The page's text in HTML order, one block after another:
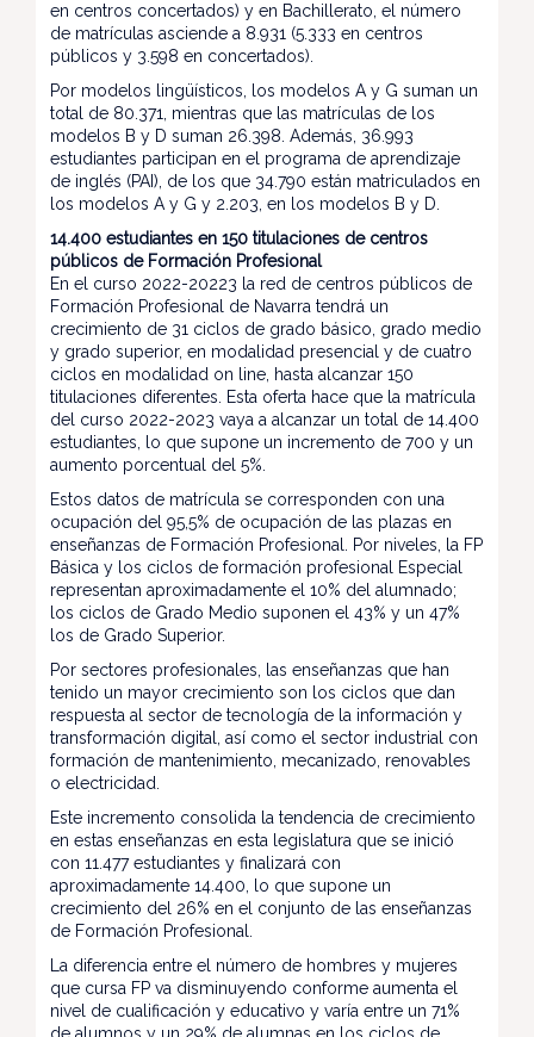
en centros concertados) y en Bachillerato, el número
de matrículas asciende a 8.931 (5.333 en centros
públicos y 3.598 en concertados).
Por modelos lingüísticos, los modelos A y G suman un
total de 80.371, mientras que las matrículas de los
modelos B y D suman 26.398. Además, 36.993
estudiantes participan en el programa de aprendizaje
de inglés (PAI), de los que 34.790 están matriculados en
los modelos A y G y 2.203, en los modelos B y D.
14.400 estudiantes en 150 titulaciones de centros
públicos de Formación Profesional
En el curso 2022-20223 la red de centros públicos de
Formación Profesional de Navarra tendrá un
crecimiento de 31 ciclos de grado básico, grado medio
y grado superior, en modalidad presencial y de cuatro
ciclos en modalidad on line, hasta alcanzar 150
titulaciones diferentes. Esta oferta hace que la matrícula
del curso 2022-2023 vaya a alcanzar un total de 14.400
estudiantes, lo que supone un incremento de 700 y un
aumento porcentual del 5%.
Estos datos de matrícula se corresponden con una
ocupación del 95,5% de ocupación de las plazas en
enseñanzas de Formación Profesional. Por niveles, la FP
Básica y los ciclos de formación profesional Especial
representan aproximadamente el 10% del alumnado;
los ciclos de Grado Medio suponen el 43% y un 47%
los de Grado Superior.
Por sectores profesionales, las enseñanzas que han
tenido un mayor crecimiento son los ciclos que dan
respuesta al sector de tecnología de la información y
transformación digital, así como el sector industrial con
formación de mantenimiento, mecanizado, renovables
o electricidad.
Este incremento consolida la tendencia de crecimiento
en estas enseñanzas en esta legislatura que se inició
con 11.477 estudiantes y finalizará con
aproximadamente 14.400, lo que supone un
crecimiento del 26% en el conjunto de las enseñanzas
de Formación Profesional.
La diferencia entre el número de hombres y mujeres
que cursa FP va disminuyendo conforme aumenta el
nivel de cualificación y educativo y varía entre un 71%